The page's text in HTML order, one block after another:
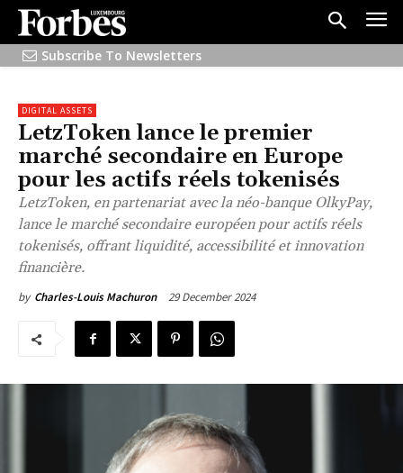
Subscribe To Newsletters
DIGITAL ASSETS
LetzToken lance le premier
marché secondaire en Europe
pour les actifs réels tokenisés
LetzToken, en partenariat avec la néo-banque OlkyPay,
lance le marché secondaire européen pour actifs réels
tokenisés, offrant liquidité, accessibilité et innovation
financière.
by Charles-Louis Machuron 29 December 2024